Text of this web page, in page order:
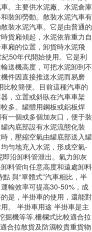
。主要供水泥廠、水泥倉庫
裝卸勞動。散裝水泥汽車有
裝水泥汽車。它是由普通的
貨廂傾起，水泥依靠重力自
廂的位置，卸貨時水泥飛
50年代開始使用。它是利
送機高度，可把水泥卸到不
件因直接推送水泥而易磨
較簡便。目前這種汽車的
，立置或斜臥在汽車車架
多。罐體用鋼板或鋁板焊
一個或多個加灰口，便于裝
內底部設有水泥流態化裝
，壓縮空氣由罐底部送入罐
勻地充入水泥，形成空氣-
沿卸料管泄出。氣力卸灰
料管向任意高度和遠處卸料
與“單體式”汽車相比，半
輸效率可提高30-50%，成
是，半掛車的使用，還能對
。 半掛車用途 半掛車是主
掘機等等,柵欄式比較適合拉
合拉散貨及防濕較貴重貨物